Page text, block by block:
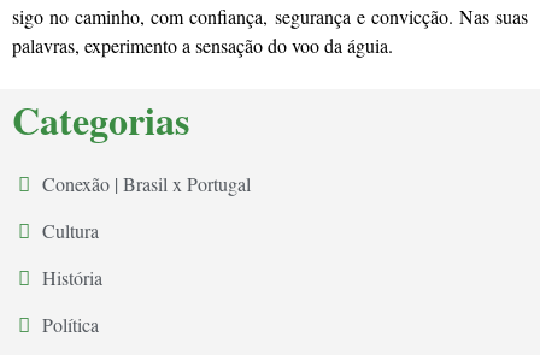
sigo no caminho, com confiança, segurança e convicção. Nas suas
palavras, experimento a sensação do voo da águia.
Categorias
Conexão | Brasil x Portugal
Cultura
História
Política